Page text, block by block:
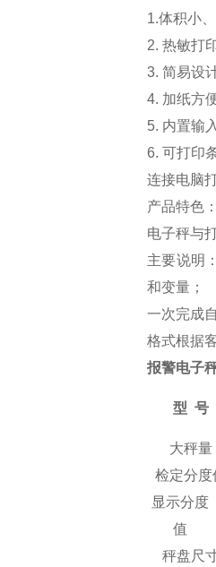
1.体积小
2. 热敏打
3. 简易设
4. 加纸方
5. 内置输
6. 可打印
连接电脑
产品特色
电子秤与
主要说明
和变量；
一次完成
格式根据
报警电子
型 号
大秤量
检定分度
显示分度
值
秤盘尺